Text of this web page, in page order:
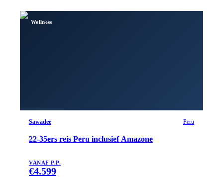
Wellness
Sawadee Peru
22-35ers reis Peru inclusief Amazone
VANAF P.P.
€4.599